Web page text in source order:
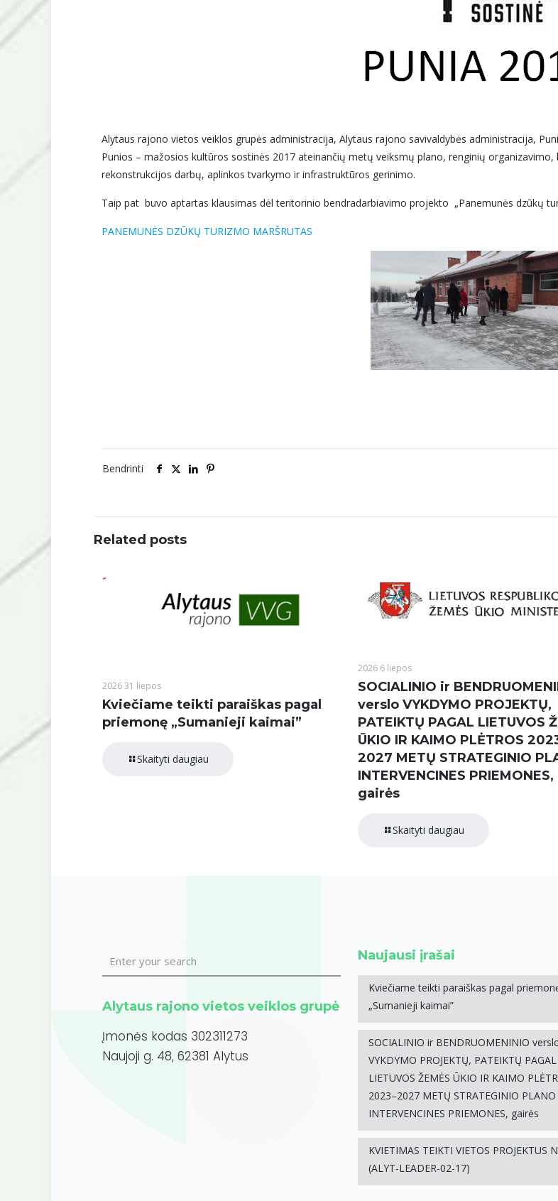
Alytaus rajono vietos veiklos grupės administracija, Alytaus rajono savivaldybės administracija,
Punios – mažosios kultūros sostinės 2017 ateinančių metų veiksmų plano, renginių
rekonstrukcijos darbų, aplinkos tvarkymo ir infrastruktūros gerinimo.
Taip pat buvo aptartas klausimas dėl teritorinio bendradarbiavimo projekto „Panemunės dzūkų
PANEMUNĖS DZŪKŲ TURIZMO MARŠRUTAS
Bendrinti
Related posts
2026 31 liepos
Kviečiame teikti paraiškas pagal
priemonę „Sumanieji kaimai”
Skaityti daugiau
2026 6 liepos
SOCIALINIO ir
verslo VYKDYMO PROJEKTŲ,
PATEIKTŲ PAGAL LIETUVOS
ŪKIO IR KAIMO PLĖTROS
2027 METŲ STRATEGINIO
INTERVENCINES PRIEMONES,
gairės
Skaityti daugiau
Alytaus rajono vietos veiklos grupė
Įmonės kodas 302311273
Naujoji g. 48, 62381 Alytus
Naujausi įrašai
Kviečiame teikti paraiškas pagal
„Sumanieji kaimai”
SOCIALINIO ir BENDRUOMENINIO
VYKDYMO PROJEKTŲ, PATEIKTŲ PAGAL
LIETUVOS ŽEMĖS ŪKIO IR KAIMO
2023–2027 METŲ STRATEGINIO PLANO
INTERVENCINES PRIEMONES, gairės
KVIETIMAS TEIKTI VIETOS PROJEKTUS
(ALYT-LEADER-02-17)